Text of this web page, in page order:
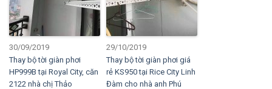
30/09/2019
Thay bộ tời giàn phơi
HP999B tại Royal City, căn
2122 nhà chị Thảo
29/10/2019
Thay bộ tời giàn phơi giá
rẻ KS950 tại Rice City Linh
Đàm cho nhà anh Phú